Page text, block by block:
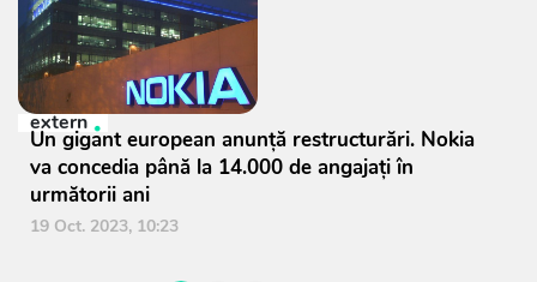
extern
Un gigant european anunţă restructurări. Nokia
va concedia până la 14.000 de angajaţi în
următorii ani
19 Oct. 2023, 10:23